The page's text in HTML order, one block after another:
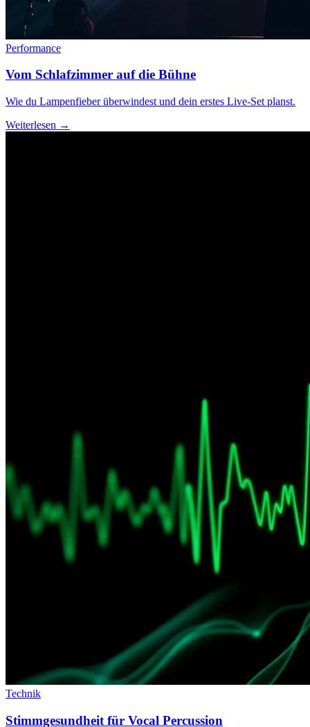
Performance
Vom Schlafzimmer auf die Bühne
Wie du Lampenfieber überwindest und dein erstes Live-Set planst.
Weiterlesen →
Technik
Stimmgesundheit für Vocal Percussion